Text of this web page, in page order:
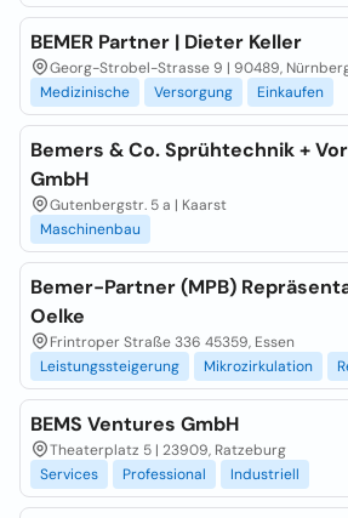
BEMER Partner | Dieter Keller
Georg-Strobel-Strasse 9 | 90489,
Medizinische
Versorgung Einkaufen
Bemers & Co. Sprühtechnik +
GmbH
Gutenbergstr. 5 a | Kaarst
Maschinenbau
Bemer-Partner (MPB)
Oelke
Frintroper Straße 336 45359, Essen
Leistungssteigerung
Mikrozirkulation
BEMS Ventures GmbH
Theaterplatz 5 | 23909, Ratzeburg
Services
Professional Industriell